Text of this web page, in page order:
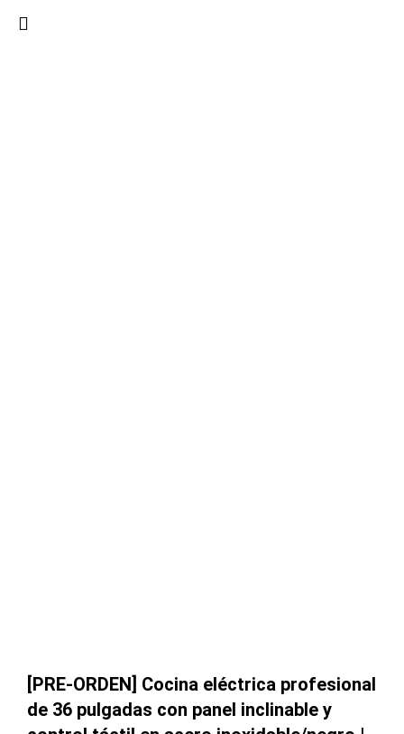
[PRE-ORDEN] Cocina eléctrica profesional
de 36 pulgadas con panel inclinable y